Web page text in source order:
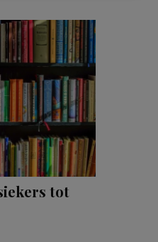
tot